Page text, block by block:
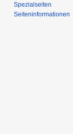
Spezialseiten
Seiten­­informationen